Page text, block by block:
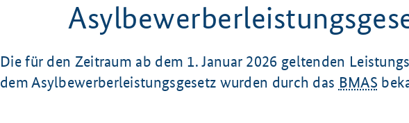
Die für den Zeitraum ab dem 1. Januar 2026 geltenden
dem Asylbewerberleistungsgesetz wurden durch das BMAS